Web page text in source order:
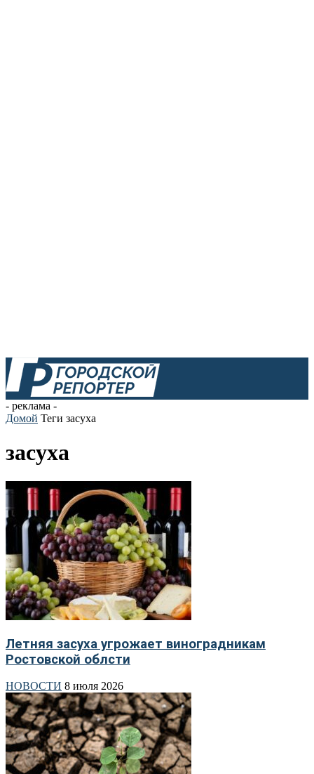
- реклама -
Домой Теги засуха
засуха
Летняя засуха угрожает виноградникам
Ростовской облсти
НОВОСТИ 8 июля 2026